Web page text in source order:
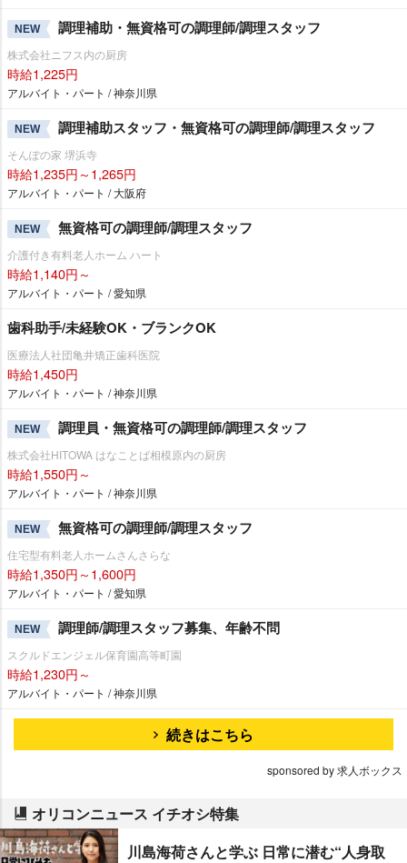
NEW 調理補助・無資格可の調理師/調理スタッフ
株式会社ニフス内の厨房
時給1,225円
アルバイト・パート / 神奈川県
NEW 調理補助スタッフ・無資格可の調理師/調理スタッフ
そんぽの家 堺浜寺
時給1,235円～1,265円
アルバイト・パート / 大阪府
NEW 無資格可の調理師/調理スタッフ
介護付き有料老人ホーム ハート
時給1,140円～
アルバイト・パート / 愛知県
歯科助手/未経験OK・ブランクOK
医療法人社団亀井矯正歯科医院
時給1,450円
アルバイト・パート / 神奈川県
NEW 調理員・無資格可の調理師/調理スタッフ
株式会社HITOWA はなことば相模原内の厨房
時給1,550円～
アルバイト・パート / 神奈川県
NEW 無資格可の調理師/調理スタッフ
住宅型有料老人ホームさんさらな
時給1,350円～1,600円
アルバイト・パート / 愛知県
NEW 調理師/調理スタッフ募集、年齢不問
スクルドエンジェル保育園高等町園
時給1,230円～
アルバイト・パート / 神奈川県
続きはこちら
sponsored by 求人ボックス
オリコンニュース イチオシ特集
川島海荷さんと学ぶ 日常に潜む“人身取